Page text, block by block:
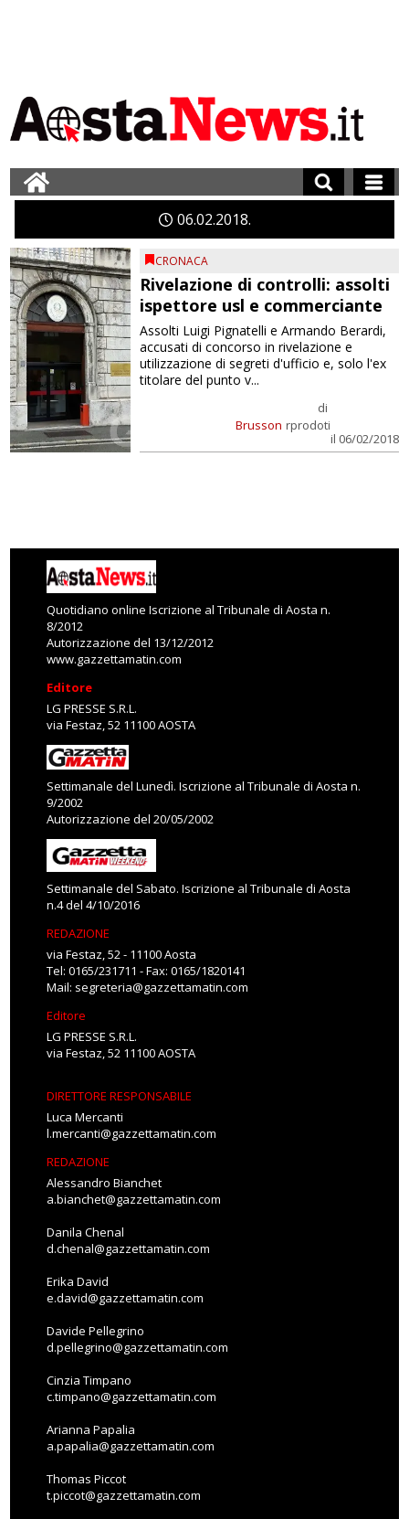
0602 2018
CRONACA
Rivelazione di controlli: assolti
ispettore usl e commerciante
Brusson
di
rprodoti
il 06/02/2018
Assolti Luigi Pignatelli e Armando Berardi,
accusati di concorso in rivelazione e
utilizzazione di segreti d'ufficio e, solo l'ex
titolare del punto v...
Quotidiano online Iscrizione al Tribunale di Aosta n.
8/2012
Autorizzazione del 13/12/2012
www.gazzettamatin.com
Editore
LG PRESSE S.R.L.
via Festaz, 52 11100 AOSTA
Settimanale del Lunedì. Iscrizione al Tribunale di Aosta n.
9/2002
Autorizzazione del 20/05/2002
Settimanale del Sabato. Iscrizione al Tribunale di Aosta
n.4 del 4/10/2016
REDAZIONE
via Festaz, 52 - 11100 Aosta
Tel: 0165/231711 - Fax: 0165/1820141
Mail: segreteria@gazzettamatin.com
Editore
LG PRESSE S.R.L.
via Festaz, 52 11100 AOSTA
DIRETTORE RESPONSABILE
Luca Mercanti
l.mercanti@gazzettamatin.com
REDAZIONE
Alessandro Bianchet
a.bianchet@gazzettamatin.com
Danila Chenal
d.chenal@gazzettamatin.com
Erika David
e.david@gazzettamatin.com
Davide Pellegrino
d.pellegrino@gazzettamatin.com
Cinzia Timpano
c.timpano@gazzettamatin.com
Arianna Papalia
a.papalia@gazzettamatin.com
Thomas Piccot
t.piccot@gazzettamatin.com